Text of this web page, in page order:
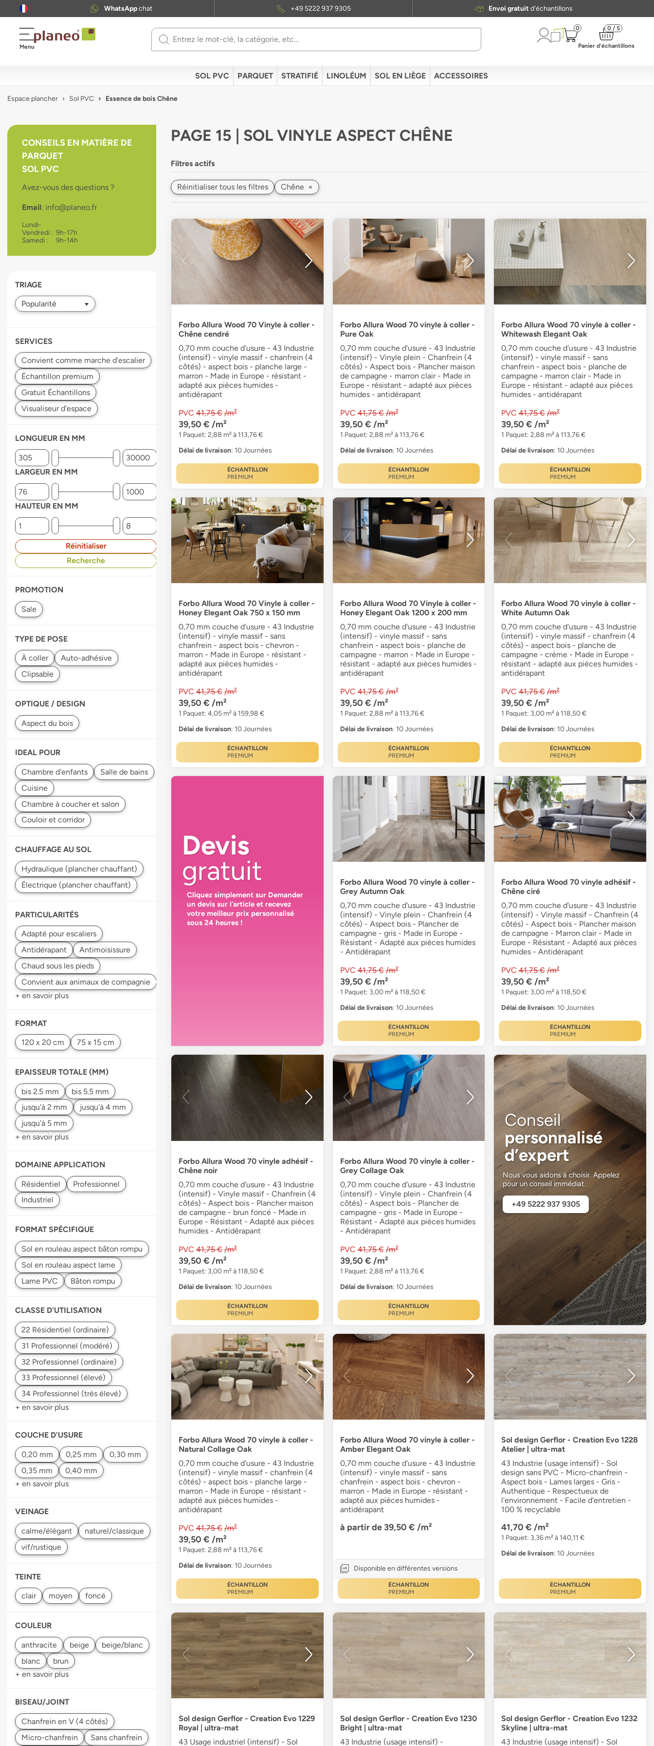
WhatsAppchat +49 5222 937 9305 Envoi gratuitd'échantillons
Menu
Use
arrows
to
Press
selected
search
Touch
touch
swipe
gestures.
0 0 / 5
Panier d'échantillons
SOL PVC PARQUET STRATIFIÉ LINOLÉUM SOL EN LIÈGE ACCESSOIRES
Espace plancher Sol PVC Essence de bois Chêne
CONSEILS EN MATIÈRE DE
PARQUET
SOL PVC
Avez-vous des questions ?
Email: info@planeo.fr
Lundi-
Vendredi : 9h-17h
Samedi :
9h-14h
TRIAGE
SERVICES
LONGUEUR EN MM
LARGEUR EN MM
HAUTEUR EN MM
Réinitialiser
Recherche
PROMOTION
TYPE DE POSE
OPTIQUE / DESIGN
IDEAL POUR
CHAUFFAGE AU SOL
PARTICULARITÉS
+ en savoir plus
FORMAT
EPAISSEUR TOTALE (MM)
+ en savoir plus
DOMAINE APPLICATION
FORMAT SPÉCIFIQUE
CLASSE D'UTILISATION
+ en savoir plus
COUCHE D'USURE
+ en savoir plus
VEINAGE
TEINTE
COULEUR
+ en savoir plus
BISEAU/JOINT
PAGE 15 | SOL VINYLE ASPECT CHÊNE
Filtres actifs
Réinitialiser tous les filtres Chêne ×
Forbo Allura Wood 70 Vinyle à coller -
Chêne cendré
0,70 mm couche d'usure - 43 Industrie
(intensif) - vinyle massif - chanfrein (4
côtés) - aspect bois - planche large -
marron - Made in Europe - résistant -
adapté aux pièces humides -
antidérapant
PVC 41,75 € /m²
39,50 € /m²
1 Paquet: 2,88 m² à 113,76 €
Délai de livraison: 10 Journées
ÉCHANTILLON
PREMIUM
Forbo Allura Wood 70 vinyle à coller -
Pure Oak
0,70 mm couche d'usure - 43 Industrie
(intensif) - Vinyle plein - Chanfrein (4
côtés) - Aspect bois - Plancher maison
de campagne - marron clair - Made in
Europe - résistant - adapté aux pièces
humides - antidérapant
PVC 41,75 € /m²
39,50 € /m²
1 Paquet: 2,88 m² à 113,76 €
Délai de livraison: 10 Journées
ÉCHANTILLON
PREMIUM
Forbo Allura Wood 70 vinyle à coller -
Whitewash Elegant Oak
0,70 mm couche d'usure - 43 Industrie
(intensif) - vinyle massif - sans
chanfrein - aspect bois - planche de
campagne - marron clair - Made in
Europe - résistant - adapté aux pièces
humides - antidérapant
PVC 41,75 € /m²
39,50 € /m²
1 Paquet: 2,88 m² à 113,76 €
Délai de livraison: 10 Journées
ÉCHANTILLON
PREMIUM
Forbo Allura Wood 70 Vinyle à coller -
Honey Elegant Oak 750 x 150 mm
0,70 mm couche d'usure - 43 Industrie
(intensif) - vinyle massif - sans
chanfrein - aspect bois - chevron -
marron - Made in Europe - résistant -
adapté aux pièces humides -
antidérapant
PVC 41,75 € /m²
39,50 € /m²
1 Paquet: 4,05 m² à 159,98 €
Délai de livraison: 10 Journées
ÉCHANTILLON
PREMIUM
Forbo Allura Wood 70 Vinyle à coller -
Honey Elegant Oak 1200 x 200 mm
0,70 mm couche d'usure - 43 Industrie
(intensif) - vinyle massif - sans
chanfrein - aspect bois - planche de
campagne - marron - Made in Europe -
résistant - adapté aux pièces humides -
antidérapant
PVC 41,75 € /m²
39,50 € /m²
1 Paquet: 2,88 m² à 113,76 €
Délai de livraison: 10 Journées
ÉCHANTILLON
PREMIUM
Forbo Allura Wood 70 vinyle à coller -
White Autumn Oak
0,70 mm couche d'usure - 43 Industrie
(intensif) - vinyle massif - chanfrein (4
côtés) - aspect bois - planche de
campagne - crème - Made in Europe -
résistant - adapté aux pièces humides -
antidérapant
PVC 41,75 € /m²
39,50 € /m²
1 Paquet: 3,00 m² à 118,50 €
Délai de livraison: 10 Journées
ÉCHANTILLON
PREMIUM
Devis
gratuit
Cliquez simplement sur Demander
un devis sur l’article et recevez
votre meilleur prix personnalisé
sous 24 heures !
Forbo Allura Wood 70 vinyle à coller -
Grey Autumn Oak
0,70 mm couche d'usure - 43 Industrie
(intensif) - Vinyle plein - Chanfrein (4
côtés) - Aspect bois - Plancher de
campagne - gris - Made in Europe -
Résistant - Adapté aux pièces humides
- Antidérapant
PVC 41,75 € /m²
39,50 € /m²
1 Paquet: 3,00 m² à 118,50 €
Délai de livraison: 10 Journées
ÉCHANTILLON
PREMIUM
Forbo Allura Wood 70 vinyle adhésif -
Chêne ciré
0,70 mm couche d'usure - 43 Industrie
(intensif) - Vinyle massif - Chanfrein (4
côtés) - Aspect bois - Plancher maison
de campagne - Marron clair - Made in
Europe - Résistant - Adapté aux pièces
humides - Antidérapant
PVC 41,75 € /m²
39,50 € /m²
1 Paquet: 3,00 m² à 118,50 €
Délai de livraison: 10 Journées
ÉCHANTILLON
PREMIUM
Forbo Allura Wood 70 vinyle adhésif -
Chêne noir
0,70 mm couche d'usure - 43 Industrie
(intensif) - Vinyle massif - Chanfrein (4
côtés) - Aspect bois - Plancher maison
de campagne - brun foncé - Made in
Europe - Résistant - Adapté aux pièces
humides - Antidérapant
PVC 41,75 € /m²
39,50 € /m²
1 Paquet: 3,00 m² à 118,50 €
Délai de livraison: 10 Journées
ÉCHANTILLON
PREMIUM
Forbo Allura Wood 70 vinyle à coller -
Grey Collage Oak
0,70 mm couche d'usure - 43 Industrie
(intensif) - Vinyle plein - Chanfrein (4
côtés) - Aspect bois - Plancher de
campagne - gris - Made in Europe -
Résistant - Adapté aux pièces humides
- Antidérapant
PVC 41,75 € /m²
39,50 € /m²
1 Paquet: 2,88 m² à 113,76 €
Délai de livraison: 10 Journées
ÉCHANTILLON
PREMIUM
Conseil
personnalisé
d’expert
Nous vous aidons à choisir. Appelez
pour un conseil immédiat.
+49 5222 937 9305
Forbo Allura Wood 70 vinyle à coller -
Natural Collage Oak
0,70 mm couche d'usure - 43 Industrie
(intensif) - vinyle massif - chanfrein (4
côtés) - aspect bois - planche large -
marron - Made in Europe - résistant -
adapté aux pièces humides -
antidérapant
PVC 41,75 € /m²
39,50 € /m²
1 Paquet: 2,88 m² à 113,76 €
Délai de livraison: 10 Journées
ÉCHANTILLON
PREMIUM
Forbo Allura Wood 70 vinyle à coller -
Amber Elegant Oak
0,70 mm couche d'usure - 43 Industrie
(intensif) - vinyle massif - sans
chanfrein - aspect bois - chevron -
marron - Made in Europe - résistant -
adapté aux pièces humides -
antidérapant
à partir de 39,50 € /m²
Disponible en différentes versions
ÉCHANTILLON
PREMIUM
Sol design Gerflor - Creation Evo 1228
Atelier | ultra-mat
43 Industrie (usage intensif) - Sol
design sans PVC - Micro-chanfrein -
Aspect bois - Lames larges - Gris -
Authentique - Respectueux de
l'environnement - Facile d'entretien -
100 % recyclable
41,70 € /m²
1 Paquet: 3,36 m² à 140,11 €
Délai de livraison: 10 Journées
ÉCHANTILLON
PREMIUM
Sol design Gerflor - Creation Evo 1229
Royal | ultra-mat
43 Usage industriel (intensif) - Sol
Sol design Gerflor - Creation Evo 1230
Bright | ultra-mat
43 Industrie (usage intensif) -
Sol design Gerflor - Creation Evo 1232
Skyline | ultra-mat
43 Industrie (usage intensif) - Sol